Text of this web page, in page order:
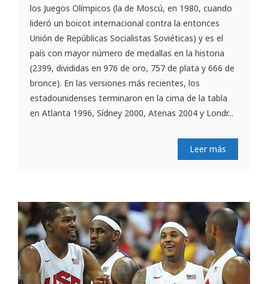
los Juegos Olímpicos (la de Moscú, en 1980, cuando
lideró un boicot internacional contra la entonces
Unión de Repúblicas Socialistas Soviéticas) y es el
país con mayor número de medallas en la historia
(2399, divididas en 976 de oro, 757 de plata y 666 de
bronce). En las versiones más recientes, los
estadounidenses terminaron en la cima de la tabla
en Atlanta 1996, Sídney 2000, Atenas 2004 y Londr...
Leer más